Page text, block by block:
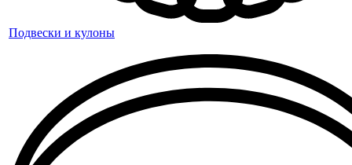
Подвески и кулоны